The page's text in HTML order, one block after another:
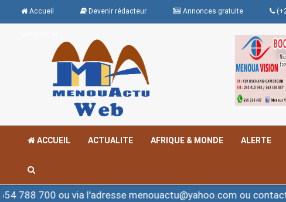
Accueil Devenir rédacteur Annonces gratuite
ACCUEIL ACTUALITE AFRIQUE & MONDE ALERTE
via l'adresse menouactu@yahoo.com ou